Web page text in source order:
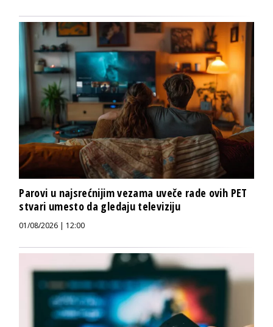
Parovi u najsrećnijim vezama uveče rade ovih PET
stvari umesto da gledaju televiziju
01/08/2026 | 12:00